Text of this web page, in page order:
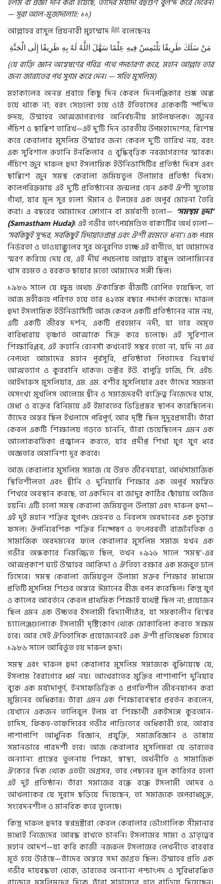
— সূরা আল-মুজাদালাহ: ১১)
আল্লাহর রাসুল প্রিয়নাবী মুহাম্মাদﷺবলেছেনঃ
مَنْ سَلَكَ طَرِيقًايَلْتَمِسُ فِيهِ عِلْمًا سَهَّلَ اللَّهُلَهُ بِهِ طَرِيقًاإِلَى الْجَنَّةِ
(যে ব্যক্তি জ্ঞান অন্বেষণের পবিত্র পথে পদচারণা করে, মহান আল্লাহ তার
জন্য জান্নাতের পথ সুগম করে দেন। — সহিহ মুসলিম)
মহাকালের অনন্ত প্রবাহে কিছু দিন কেবল দিনপঞ্জিকার শুষ্ক অঙ্ক
হয়ে থাকে না; বরং সেগুলো হয়ে ওঠে ইতিহাসের একেকটি স্পন্দিত
হৃদয়, উম্মাহর আত্মজাগরণের অনির্বচনীয় মাইলফলক। জুনের
পঁচিশ ও ছাব্বিশ তারিখ—এই দু’টি দিন ভারতীয় উপমহাদেশের, বিশেষ
করে কেরালার মুসলিম উম্মাহর জন্য কেবল দু’টি তারিখ নয়, বরং
এক সুবিশাল রূহানি ইনকিলাব ও বুদ্ধিবৃত্তিক নবজাগরণের স্মারক।
পঁচিশে জুন দারুল হুদা ইসলামিক ইউনিভার্সিটির প্রতিষ্ঠা দিবস এবং
ছাব্বিশে জুন সমস্থ কেরালা জমিয়তুল উলামার প্রতিষ্ঠা দিবস।
কালপরিক্রমায় এই দু’টি প্রতিষ্ঠানের জন্মলগ্ন যেন একই ঐশী সুতোয়
গাঁথা, যার মূল সুর হলো ঈমান ও ইলমের এক অপূর্ব মোহনা তৈরি
করা। এ বছরের আমাদের স্লোগান বা মর্মবাণী হলো— ‘সমস্থম হুদা’
(Samastham Huda)। এই গভীর তাৎপর্যমণ্ডিত বাক্যটির অর্থ হলো—
‘সবকিছুই সুন্দর, সবকিছুই হিদায়াতপ্রাপ্ত এবং ঐশী রহমতে ধন্য’।এক পরম
নির্ভরতা ও তাওয়াক্কুলের সুর অনুরণিত হচ্ছে এই বাণীতে, যা আমাদের
স্মরণ করিয়ে দেয় যে, এই দীর্ঘ পথচলায় আল্লাহ রাব্বুল আলামিনের
খাস রহমত ও বরকত ছায়ার মতো আমাদের সঙ্গী ছিল।
১৯৮৬ সালে যে ক্ষুদ্র অথচ ঐকান্তিক বীজটি রোপিত হয়েছিল, তা
আজ মহীরুহে পরিণত হয়ে তার ৪২তম বছরে পদার্পণ করেছে। দারুল
হুদা ইসলামিক ইউনিভার্সিটি আজ কেবল একটি প্রতিষ্ঠানের নাম নয়,
এটি একটি জীবন্ত দর্শন, একটি প্রবহমান নদী, যা তার অমৃত
বারিধারায় তৃষ্ণার্ত আত্মাকে সিক্ত করে চলেছে। এই সুবিশাল
শিক্ষাবিপ্লব, এই রূহানি রেনেসাঁ কখনোই সম্ভব হতো না, যদি না এর
নেপথ্যে আমাদের মহান পূর্বসূরি, প্রতিষ্ঠাতা পিতাদের নিঃস্বার্থ
আত্মত্যাগ ও কুরবানি থাকত। ডক্টর ইউ. বাপুত্তি হাজি, সি. এইচ.
আইদারুস মুসলিয়ার, এম. এম. বশীর মুসলিয়ার এবং তাঁদের সমমনা
অসংখ্য মুখলিস আলেমে দ্বীন ও সমাজদরদী ব্যক্তিত্ব নিজেদের ঘাম,
মেধা ও রক্তের বিনিময়ে এই ইমারতের ভিত্তিপ্রস্তর স্থাপন করেছিলেন।
তাঁদের অন্তর ছিল ইখলাসে পরিপূর্ণ, আর দৃষ্টি ছিল সুদূরপ্রসারী। তাঁরা
কেবল একটি শিক্ষালয় গড়তে চাননি, তাঁরা চেয়েছিলেন এমন এক
আলোকবর্তিকা প্রজ্বালন করতে, যার প্রদীপ্ত শিখা যুগ যুগ ধরে
অজ্ঞতার অমানিশা দূর করবে।
আজ কেরালার মুসলিম সমাজ যে উন্নত জীবনযাত্রা, আর্থসামাজিক
স্থিতিশীলতা এবং দ্বীনি ও দুনিয়াবি শিক্ষার এক অপূর্ব সমন্বিত
শিখরে অবস্থান করছে, তা একদিনে বা জাদুর কাঠির ছোঁয়ায় অর্জিত
হয়নি। এটি হলো সমস্থ কেরালা জমিয়তুল উলামা এবং দারুল হুদা—
এই দুই মহান শক্তির যুগপৎ মেহনত ও নিরলস অবদানের এক চূড়ান্ত
ফসল। ঔপনিবেশিক শক্তির নিষ্পেষণ ও তৎপরবর্তী রাজনৈতিক ও
সামাজিক অবদমনের ফলে কেরালার মুসলিম সমাজ যখন এক
গভীর অন্ধকারে নিমজ্জিত ছিল, তখন ১৯২৬ সালে ‘সমস্থ’-এর
আত্মপ্রকাশ ঘটে উম্মাহর আকিদা ও ঐতিহ্য রক্ষার এক মজবুত ঢাল
হিসেবে। সমস্থ কেরালা জমিয়তুল উলামা মক্তব শিক্ষার মাধ্যমে
প্রতিটি মুসলিম শিশুর অন্তরে ঈমানের বীজ বপন করেছিল। কিন্তু যুগ
ও কালের আবর্তনে কেবল প্রাথমিক শিক্ষাই যথেষ্ট ছিল না; প্রয়োজন
ছিল এমন এক উচ্চতর ইসলামী বিদ্যাপীঠের, যা সমকালীন বিশ্বের
চ্যালেঞ্জগুলোকে ইসলামী দৃষ্টিকোণ থেকে মোকাবিলা করতে সক্ষম
হবে। আর সেই ঐতিহাসিক প্রয়োজনেরই এক ঐশী প্রতিষেধক হিসেবে
১৯৮৬ সালে আবির্ভূত হয় দারুল হুদা।
সমস্থ এবং দারুল হুদা কেরালার মুসলিম সমাজকে বুঝিয়েছে যে,
ইসলাম বৈরাগ্যের ধর্ম নয়। আখেরাতের মুক্তির পাশাপাশি দুনিয়ার
বুকে এক মর্যাদাপূর্ণ, ইনসাফভিত্তিক ও প্রগতিশীল জীবনযাপন করা
মুমিনের অধিকার। তাঁরা এমন এক শিক্ষাব্যবস্থার প্রবর্তন করলেন,
যেখানে একজন তালিবুল ইলম বা শিক্ষার্থী একইসঙ্গে কুরআন-
হাদিস, ফিকহ-তাফসিরের গভীর পাণ্ডিত্যের অধিকারী হবে, আবার
পাশাপাশি আধুনিক বিজ্ঞান, প্রযুক্তি, সমাজবিজ্ঞান ও ভাষায়
সমানভাবে পারদর্শী হবে। আজ কেরালার মুসলিমরা যে ভারতের
অন্যান্য প্রান্তের তুলনায় শিক্ষা, স্বাস্থ্য, অর্থনীতি ও সামাজিক
ঐক্যের দিক থেকে এতটা অগ্রসর, তার পেছনের মূল কারিগর হলো
এই দুই প্রতিষ্ঠান। তাঁরা সমাজের রন্ধ্রে রন্ধ্রে ইসলামী আদব ও
আখলাকের যে সুবাস ছড়িয়ে দিয়েছেন, তা সমাজকে অপরাধমুক্ত,
সংবেদনশীল ও মানবিক করে তুলেছে।
কিন্তু দারুল হুদার স্বপ্নদ্রষ্টারা কেবল কেরালার ভৌগোলিক সীমানার
মধ্যেই নিজেদের আবদ্ধ রাখতে চাননি। ইসলামের সাম্য ও ভ্রাতৃত্বের
মহান আদর্শ—যা কবি কাজী নজরুল ইসলামের লেখনীতে বারবার
মূর্ত হয়ে উঠেছে—তাঁদের অন্তরে সদা জাগ্রত ছিল। উম্মাহর প্রতি এক
গভীর দায়বদ্ধতা থেকে, ভারতের অন্যান্য পশ্চাৎপদ ও সুবিধাবঞ্চিত